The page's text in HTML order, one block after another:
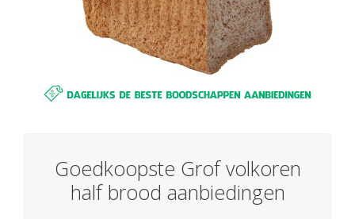
Goedkoopste Grof volkoren
half brood aanbiedingen